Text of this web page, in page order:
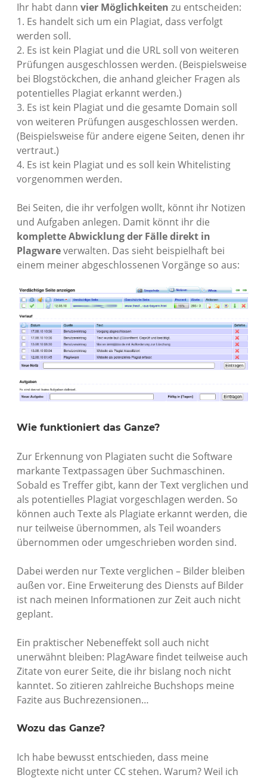
Ihr habt dann vier Möglichkeiten zu entscheiden:
1. Es handelt sich um ein Plagiat, dass verfolgt
werden soll.
2. Es ist kein Plagiat und die URL soll von weiteren
Prüfungen ausgeschlossen werden. (Beispielsweise
bei Blogstöckchen, die anhand gleicher Fragen als
potentielles Plagiat erkannt werden.)
3. Es ist kein Plagiat und die gesamte Domain soll
von weiteren Prüfungen ausgeschlossen werden.
(Beispielsweise für andere eigene Seiten, denen ihr
vertraut.)
4. Es ist kein Plagiat und es soll kein Whitelisting
vorgenommen werden.
Bei Seiten, die ihr verfolgen wollt, könnt ihr Notizen
und Aufgaben anlegen. Damit könnt ihr die
komplette Abwicklung der Fälle direkt in
Plagwareverwalten. Das sieht beispielhaft bei
einem meiner abgeschlossenen Vorgänge so aus:
Wie funktioniert das Ganze?
Zur Erkennung von Plagiaten sucht die Software
markante Textpassagen über Suchmaschinen.
Sobald es Treffer gibt, kann der Text verglichen und
als potentielles Plagiat vorgeschlagen werden. So
können auch Texte als Plagiate erkannt werden, die
nur teilweise übernommen, als Teil woanders
übernommen oder umgeschrieben worden sind.
Dabei werden nur Texte verglichen – Bilder bleiben
außen vor. Eine Erweiterung des Diensts auf Bilder
ist nach meinen Informationen zur Zeit auch nicht
geplant.
Ein praktischer Nebeneffekt soll auch nicht
unerwähnt bleiben: PlagAware findet teilweise auch
Zitate von eurer Seite, die ihr bislang noch nicht
kanntet. So zitieren zahlreiche Buchshops meine
Fazite aus Buchrezensionen…
Wozu das Ganze?
Ich habe bewusst entschieden, dass meine
Blogtexte nicht unter CC stehen. Warum? Weil ich